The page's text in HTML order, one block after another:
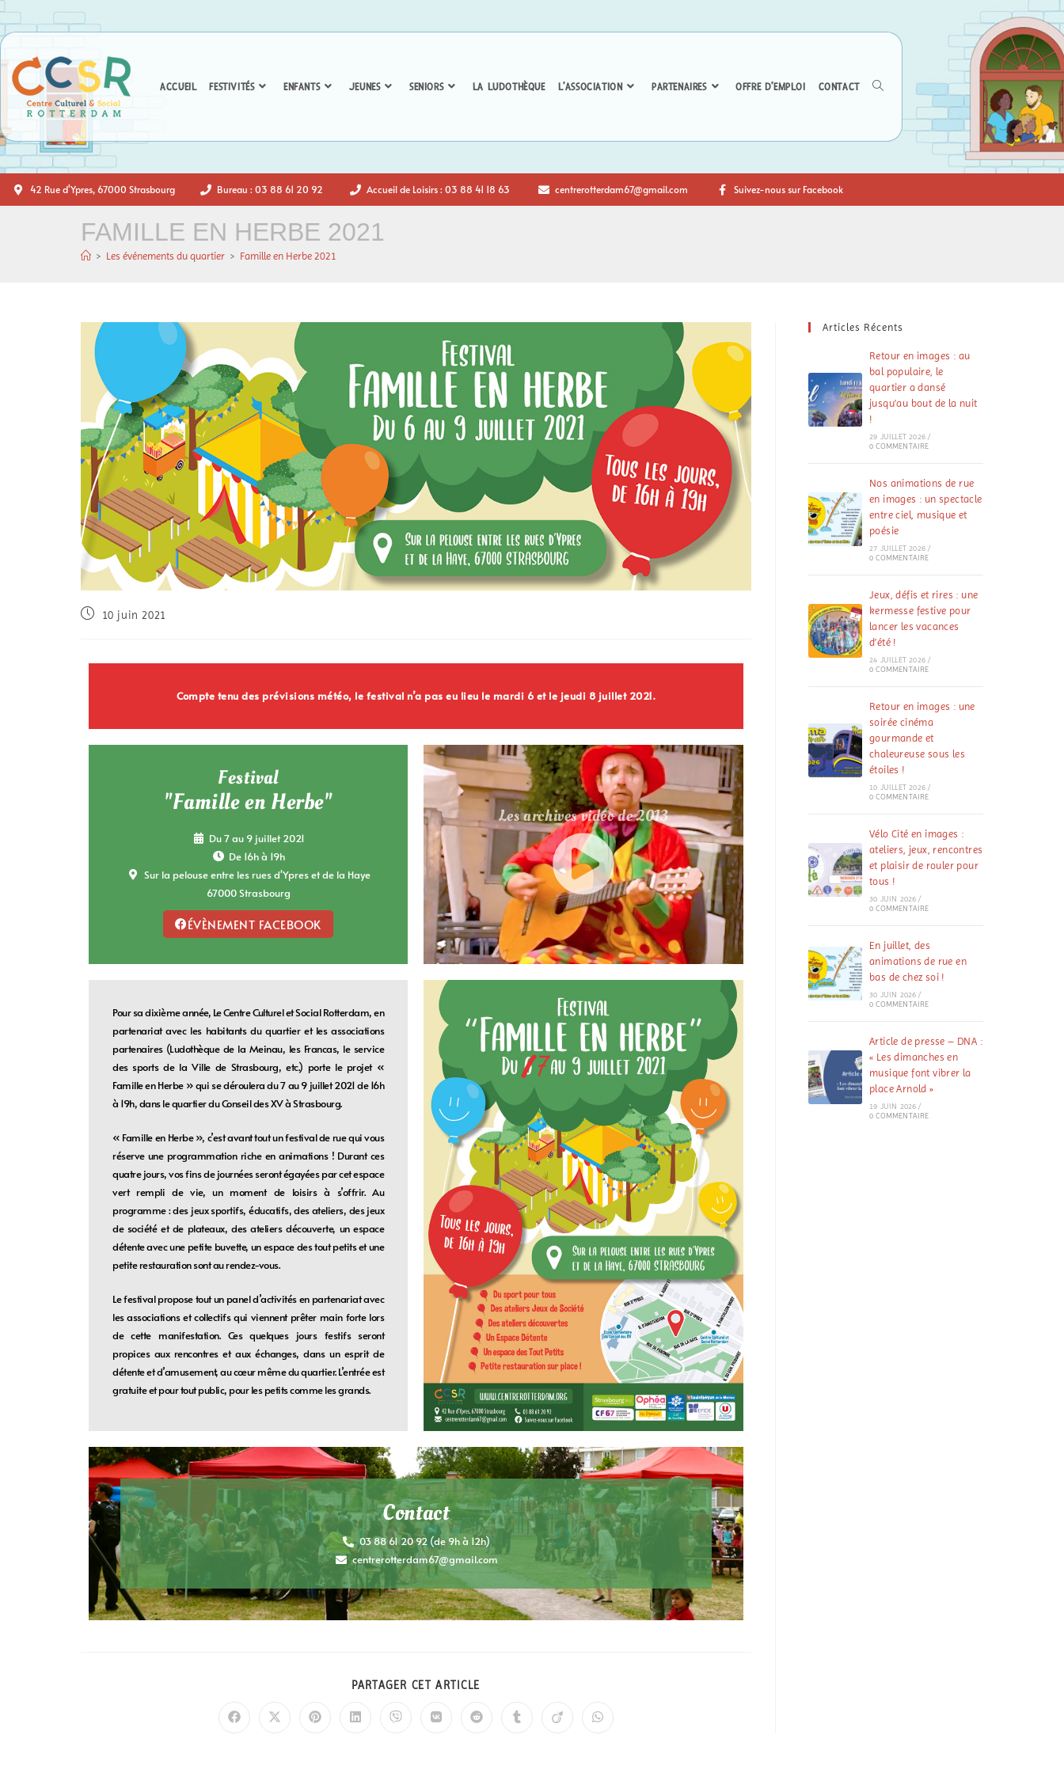
ACCUEIL FESTIVITÉS ENFANTS JEUNES SENIORS LA LUDOTHÈQUE L’ASSOCIATION PARTENAIRES OFFRE D’EMPLOI CONTACT
42 Rue d'Ypres, 67000 Strasbourg Bureau : 03 88 61 20 92 Accueil de Loisirs : 03 88 41 18 63 centrerotterdam67@gmail.com Suivez-nous sur Facebook
FAMILLE EN HERBE 2021
> Les événements du quartier > Famille en Herbe 2021
10 juin 2021
Compte tenu des prévisions météo, le festival n’a pas eu lieu le mardi 6 et le jeudi 8 juillet 2021.
Festival
"Famille en Herbe"
Du 7 au 9 juillet 2021
De 16h à 19h
Sur la pelouse entre les rues d'Ypres et de la Haye
67000 Strasbourg
ÉVÈNEMENT FACEBOOK
Les archives vidéo de 2013
Pour sa dixième année, Le Centre Culturel et Social Rotterdam, en
partenariat avec les habitants du quartier et les associations
partenaires (Ludothèque de la Meinau, les Francas, le service
des sports de la Ville de Strasbourg, etc.) porte le projet «
Famille en Herbe » qui se déroulera du 7 au 9 juillet 2021 de 16h
à 19h, dans le quartier du Conseil des XV à Strasbourg.
« Famille en Herbe », c’est avant tout un festival de rue qui vous
réserve une programmation riche en animations ! Durant ces
quatre jours, vos fins de journées seront égayées par cet espace
vert rempli de vie, un moment de loisirs à s’offrir. Au
programme : des jeux sportifs, éducatifs, des ateliers, des jeux
de société et de plateaux, des ateliers découverte, un espace
détente avec une petite buvette, un espace des tout petits et une
petite restauration sont au rendez-vous.
Le festival propose tout un panel d’activités en partenariat avec
les associations et collectifs qui viennent prêter main forte lors
de cette manifestation. Ces quelques jours festifs seront
propices aux rencontres et aux échanges, dans un esprit de
détente et d’amusement, au cœur même du quartier. L’entrée est
gratuite et pour tout public, pour les petits comme les grands.
Contact
03 88 61 20 92 (de 9h à 12h)​
centrerotterdam67@gmail.com
PARTAGER CET ARTICLE
Articles Récents
Retour en images : au
bal populaire, le
quartier a dansé
jusqu’au bout de la nuit
!
29 JUILLET 2026 /
0 COMMENTAIRE
Nos animations de rue
en images : un spectacle
entre ciel, musique et
poésie
27 JUILLET 2026 /
0 COMMENTAIRE
Jeux, défis et rires : une
kermesse festive pour
lancer les vacances
d’été !
24 JUILLET 2026 /
0 COMMENTAIRE
Retour en images : une
soirée cinéma
gourmande et
chaleureuse sous les
étoiles !
10 JUILLET 2026 /
0 COMMENTAIRE
Vélo Cité en images :
ateliers, jeux, rencontres
et plaisir de rouler pour
tous !
30 JUIN 2026 /
0 COMMENTAIRE
En juillet, des
animations de rue en
bas de chez soi !
30 JUIN 2026 /
0 COMMENTAIRE
Article de presse – DNA :
« Les dimanches en
musique font vibrer la
place Arnold »
19 JUIN 2026 /
0 COMMENTAIRE